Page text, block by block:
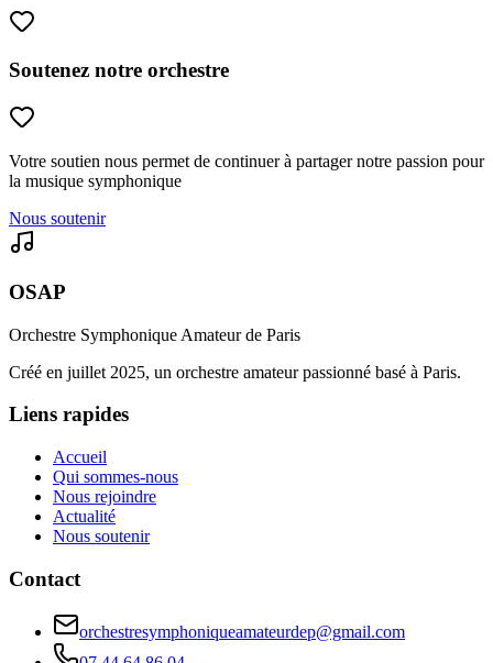
Soutenez notre orchestre
Votre soutien nous permet de continuer à partager notre passion pour
la musique symphonique
Nous soutenir
OSAP
Orchestre Symphonique Amateur de Paris
Créé en juillet 2025, un orchestre amateur passionné basé à Paris.
Liens rapides
Accueil
Qui sommes-nous
Nous rejoindre
Actualité
Nous soutenir
Contact
orchestresymphoniqueamateurdep@gmail.com